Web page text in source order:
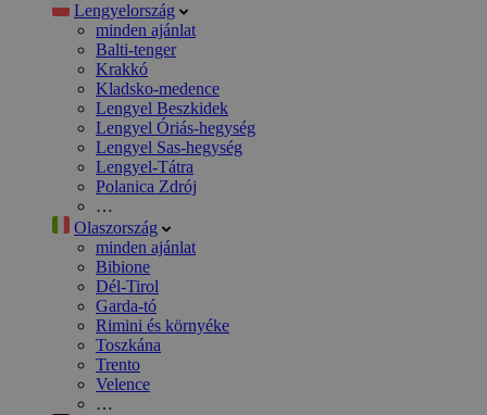
Lengyelország
minden ajánlat
Balti-tenger
Krakkó
Kladsko-medence
Lengyel Beszkidek
Lengyel Óriás-hegység
Lengyel Sas-hegység
Lengyel-Tátra
Polanica Zdrój
…
Olaszország
minden ajánlat
Bibione
Dél-Tirol
Garda-tó
Rimini és környéke
Toszkána
Trento
Velence
…